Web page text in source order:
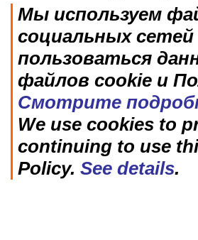
Мы используем
социальных
пользоваться
файлов cookie и
Смотрите
We use cookies to
continuing to use
Policy. See details.